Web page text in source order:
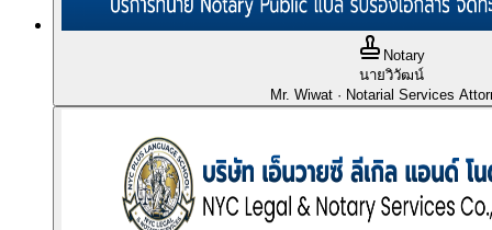
Notary
นายวิวัฒน์
Mr. Wiwat· Notarial Services